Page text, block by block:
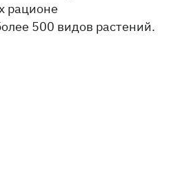
рационе
500 видов растений.